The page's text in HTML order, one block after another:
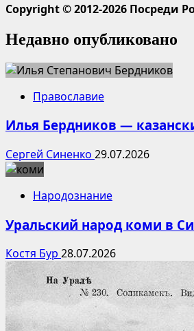
Copyright © 2012-2026 Посреди
Недавно опубликовано
Православие
Илья Бердников —
Сергей Синенко 29.07.2026
Народознание
Уральский народ коми в
Костя Бур 28.07.2026